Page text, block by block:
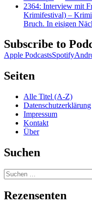
2364: Interview mit
Krimifestival) –
Bruch. In eisigen
Subscribe to
Apple PodcastsSpotify
Seiten
Alle Titel (A-Z)
Datenschutzerklärung
Impressum
Kontakt
Über
Suchen
Suchen
nach:
Rezensenten